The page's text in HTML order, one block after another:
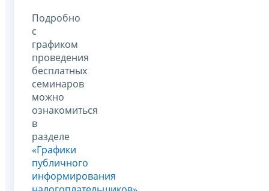
Подробно
с
графиком
проведения
бесплатных
семинаров
можно
ознакомиться
в
разделе
«Графики
публичного
информирования